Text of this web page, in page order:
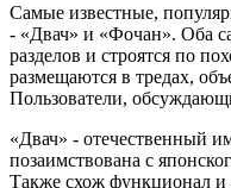
Самые известные,
- «Двач» и «Фочан». Оба
разделов и строятся по
размещаются в тредах,
Пользователи,
«Двач» - отечественный
позаимствована с
Также схож функционал